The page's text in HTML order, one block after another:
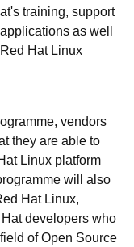
training, support
as well
Hat Linux
vendors
they are able to
Linux platform
will also
Hat Linux,
developers who
of Open Source